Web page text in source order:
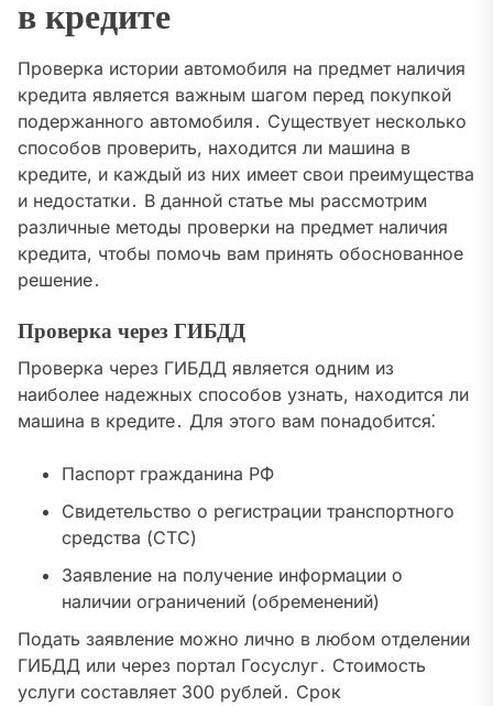
в кредите
Проверка истории автомобиля на предмет наличия
кредита является важным шагом перед покупкой
подержанного автомобиля․ Существует несколько
способов проверить, находится ли машина в
кредите, и каждый из них имеет свои преимущества
и недостатки․ В данной статье мы рассмотрим
различные методы проверки на предмет наличия
кредита, чтобы помочь вам принять обоснованное
решение․
Проверка через ГИБДД
Проверка через ГИБДД является одним из
наиболее надежных способов узнать, находится ли
машина в кредите․ Для этого вам понадобится⁚
Паспорт гражданина РФ
Свидетельство о регистрации транспортного
средства (СТС)
Заявление на получение информации о
наличии ограничений (обременений)
Подать заявление можно лично в любом отделении
ГИБДД или через портал Госуслуг․ Стоимость
услуги составляет 300 рублей․ Срок